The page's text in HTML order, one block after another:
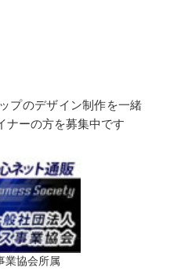
プのデザイン制作を一緒
ナーの方を募集中です
業協会所属